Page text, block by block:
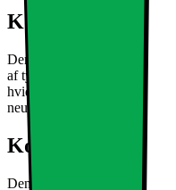
Kort om produktet
Den forsænkede lys LED
af typen SMD 2835. Den
hvid, subtil montering.
neutral hvid glødende lyse
Kort om produktet
Den forsænkede lys LED